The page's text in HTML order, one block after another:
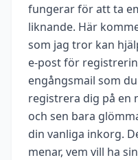
fungerar för att ta
liknande. Här
som jag tror kan
e-post för
engångsmail som
registrera dig på en
och sen bara
din vanliga inkorg.
menar, vem vill ha